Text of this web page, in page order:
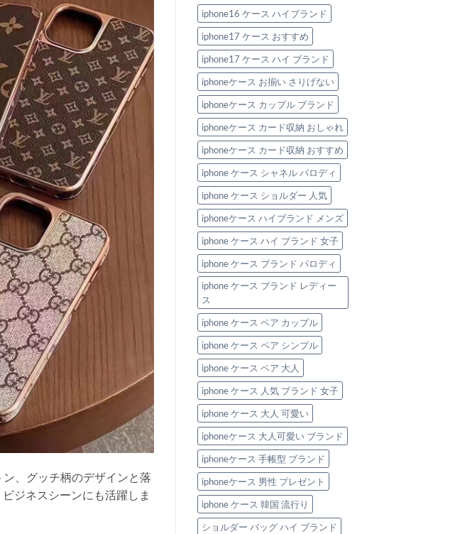
、グッチ柄のデザインと落
ジネスシーンにも活躍しま
iphone16 ケース ハイブランド
iphone17 ケース おすすめ
iphone17 ケース ハイ ブランド
iphoneケース お揃い さりげない
iphoneケース カップル ブランド
iphoneケース カード収納 おしゃれ
iphoneケース カード収納 おすすめ
iphone ケース シャネル パロディ
iphone ケース ショルダー 人気
iphoneケース ハイブランド メンズ
iphone ケース ハイ ブランド 女子
iphone ケース ブランド パロディ
iphone ケース ブランド レディー
ス
iphone ケース ペア カップル
iphone ケース ペア シンプル
iphone ケース ペア 大人
iphone ケース 人気 ブランド 女子
iphone ケース 大人 可愛い
iphoneケース 大人可愛い ブランド
iphoneケース 手帳型 ブランド
iphoneケース 男性 プレゼント
iphone ケース 韓国 流行り
ショルダー バッグ ハイ ブランド